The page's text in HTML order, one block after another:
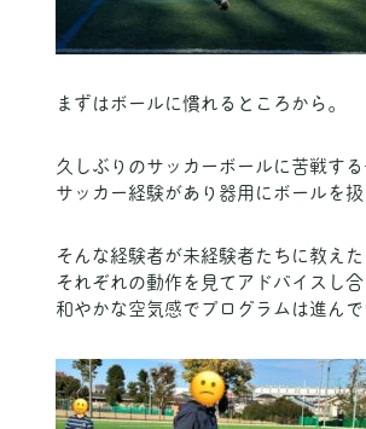
まずはボールに慣れるところから。
久しぶりのサッカーボールに苦戦す
サッカー経験があり器用にボールを扱
そんな経験者が未経験者たちに教えた
それぞれの動作を見てアドバイスし合
和やかな空気感でプログラムは進んで